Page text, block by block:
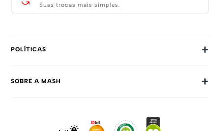
Suas trocas mais simples.
POLÍTICAS +
Prazos E Entregas
SOBRE A MASH +